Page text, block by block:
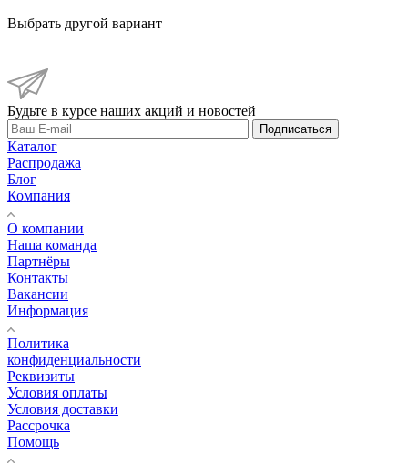
Выбрать другой вариант
Будьте в курсе наших акций и новостей
Подписаться
Каталог
Распродажа
Блог
Компания
О компании
Наша команда
Партнёры
Контакты
Вакансии
Информация
Политика
конфиденциальности
Реквизиты
Условия оплаты
Условия доставки
Рассрочка
Помощь